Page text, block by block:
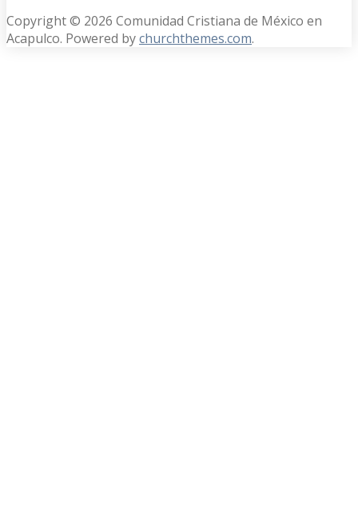
Copyright © 2026 Comunidad Cristiana de México en
Acapulco. Powered bychurchthemes.com.